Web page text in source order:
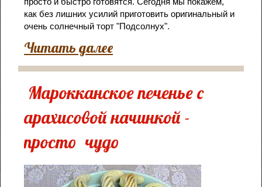
как без лишних усилий приготовить оригинальный и
очень солнечный торт "Подсолнух".
Читать далее
Марокканское печенье с
арахисовой начинкой -
просто чудо